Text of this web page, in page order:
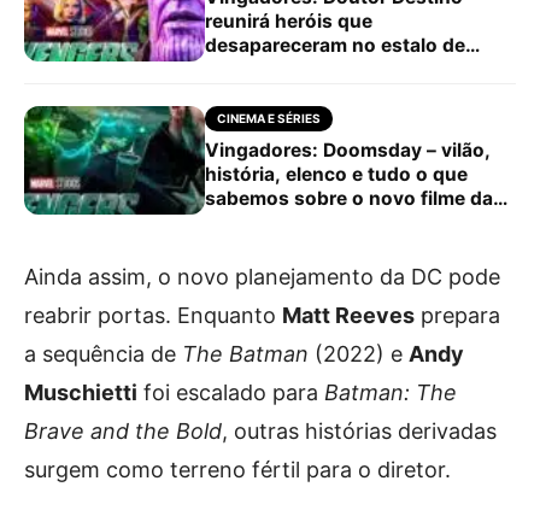
reunirá heróis que
desapareceram no estalo de
CINEMA E SÉRIES
Vingadores: Doomsday – vilão,
história, elenco e tudo o que
sabemos sobre o novo filme da
Ainda assim, o novo planejamento da DC pode
reabrir portas. Enquanto Matt Reeves prepara
a sequência de The Batman (2022) e Andy
Muschietti foi escalado para Batman: The
Brave and the Bold, outras histórias derivadas
surgem como terreno fértil para o diretor.